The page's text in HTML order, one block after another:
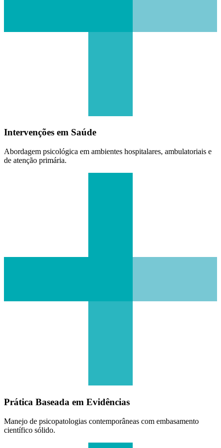
Intervenções em Saúde
Abordagem psicológica em ambientes hospitalares, ambulatoriais e
de atenção primária.
Prática Baseada em Evidências
Manejo de psicopatologias contemporâneas com embasamento
científico sólido.